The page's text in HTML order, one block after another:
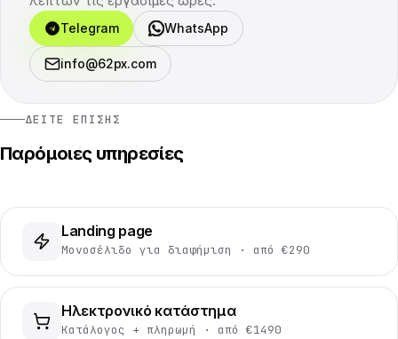
Telegram WhatsApp
info@62px.com
ΔΕΊΤΕ ΕΠΊΣΗΣ
Παρόμοιες υπηρεσίες
Landing page
Μονοσέλιδο για διαφήμιση · από €290
Ηλεκτρονικό κατάστημα
Κατάλογος + πληρωμή · από €1490